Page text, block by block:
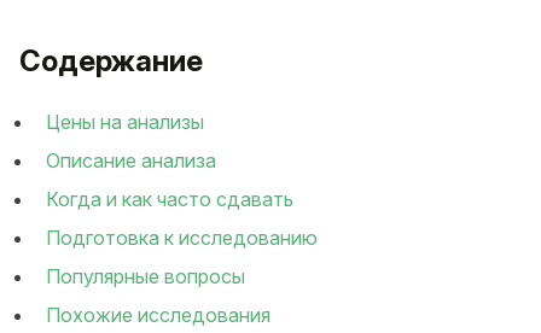
Содержание
Цены на анализы
Описание анализа
Когда и как часто сдавать
Подготовка к исследованию
Популярные вопросы
Похожие исследования